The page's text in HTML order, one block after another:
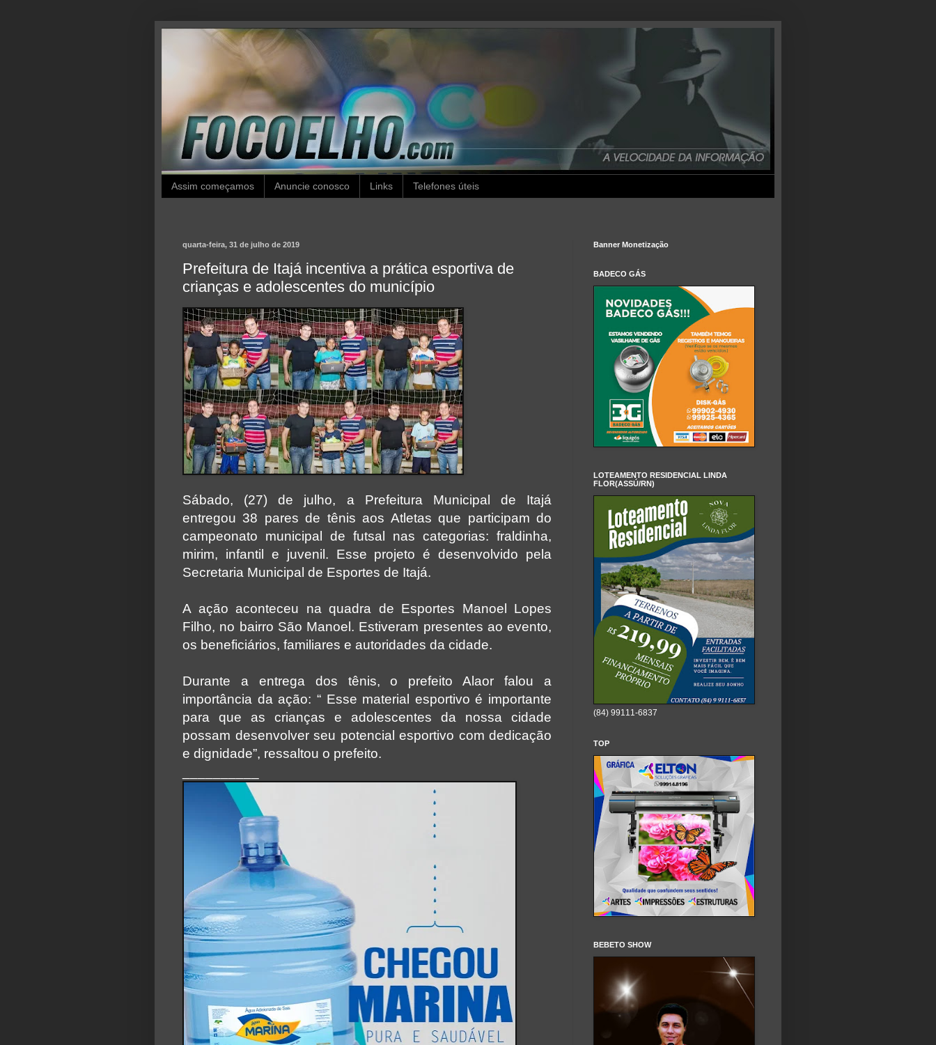
Assim começamos Anuncie conosco Links Telefones úteis
quarta-feira, 31 de julho de 2019
Prefeitura de Itajá incentiva a prática esportiva de
crianças e adolescentes do município
Sábado, (27) de julho, a Prefeitura Municipal de Itajá
entregou 38 pares de tênis aos Atletas que participam do
campeonato municipal de futsal nas categorias: fraldinha,
mirim, infantil e juvenil. Esse projeto é desenvolvido pela
Secretaria Municipal de Esportes de Itajá.
A ação aconteceu na quadra de Esportes Manoel Lopes
Filho, no bairro São Manoel. Estiveram presentes ao evento,
os beneficiários, familiares e autoridades da cidade.
Durante a entrega dos tênis, o prefeito Alaor falou a
importância daação: “ Esse material esportivo é importante
para que as crianças e adolescentes da nossa cidade
possam desenvolver seu potencial esportivo com dedicação
e dignidade”, ressaltou o prefeito.
Banner Monetização
BADECO GÁS
LOTEAMENTO RESIDENCIAL LINDA
FLOR(ASSÚ/RN)
(84) 99111-6837
TOP
BEBETO SHOW